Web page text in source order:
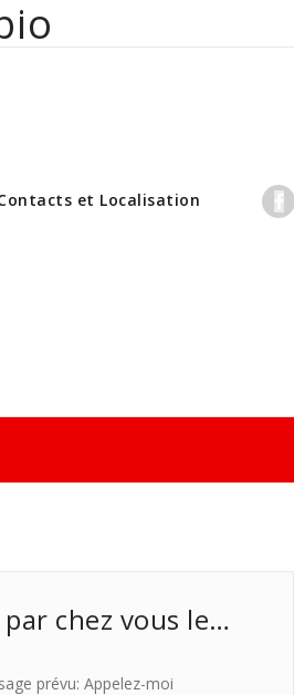
et Localisation
par chez vous le…
prévu: Appelez-moi